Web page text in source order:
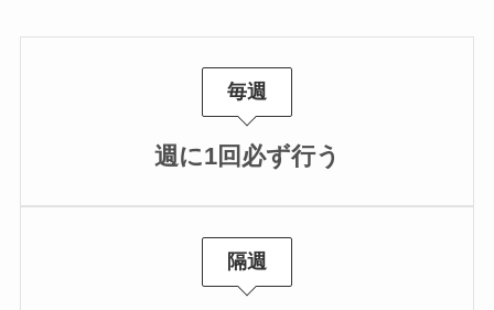
毎週
週に1回必ず行う
隔週